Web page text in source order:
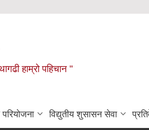
हाम्रो पहिचान "
विद्युतीय शुसासन सेवा